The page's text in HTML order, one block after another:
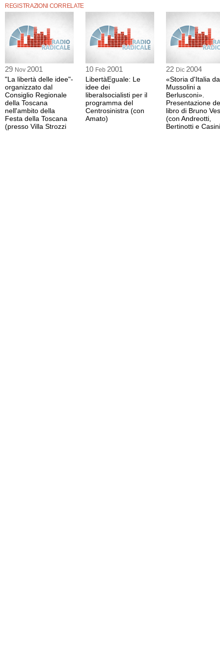
conservando tramite la cultura la propria identità nazionale.
REGISTRAZIONI CORRELATE
29 Nov 2001
"La libertà delle idee"-
organizzato dal
Consiglio Regionale
della Toscana
nell'ambito della
Festa della Toscana
(presso Villa Strozzi
10 Feb 2001
LibertàEguale: Le
idee dei
liberalsocialisti per il
programma del
Centrosinistra (con
Amato)
22 Dic 2004
«Storia d'Italia da
Mussolini a
Berlusconi».
Presentazione
libro di Bruno
(con Andreotti,
Bertinotti e